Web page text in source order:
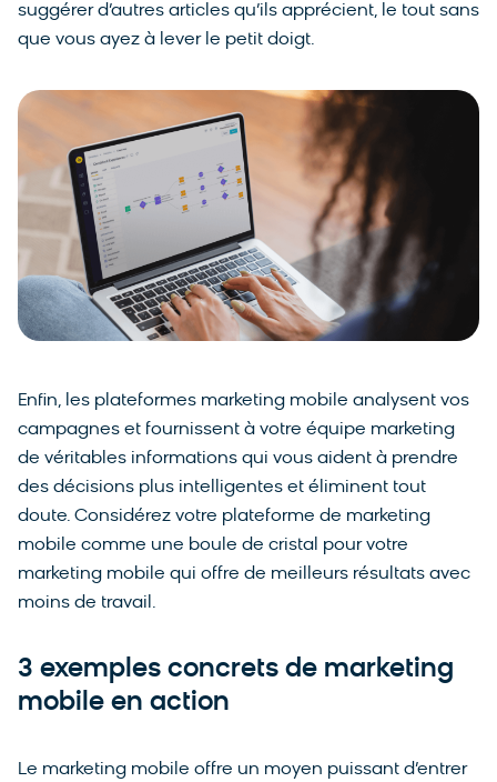
suggérer d’autres articles qu’ils apprécient, le tout sans
que vous ayez à lever le petit doigt.
Enfin, les plateformes marketing mobile analysent vos
campagnes et fournissent à votre équipe marketing
de véritables informations qui vous aident à prendre
des décisions plus intelligentes et éliminent tout
doute. Considérez votre plateforme de marketing
mobile comme une boule de cristal pour votre
marketing mobile qui offre de meilleurs résultats avec
moins de travail.
3 exemples concrets de marketing
mobile en action
Le marketing mobile offre un moyen puissant d’entrer